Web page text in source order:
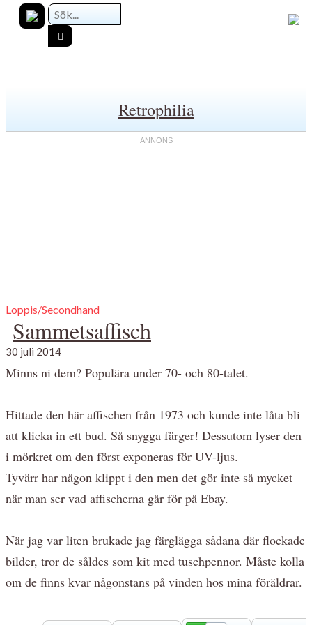
Retrophilia
Loppis/Secondhand
Sammetsaffisch
30 juli 2014
Minns ni dem? Populära under 70- och 80-talet.
Hittade den här affischen från 1973 och kunde inte låta bli
att klicka in ett bud. Så snygga färger! Dessutom lyser den
i mörkret om den först exponeras för UV-ljus.
Tyvärr har någon klippt i den men det gör inte så mycket
när man ser vad affischerna går för på Ebay.
När jag var liten brukade jag färglägga sådana där flockade
bilder, tror de såldes som kit med tuschpennor. Måste kolla
om de finns kvar någonstans på vinden hos mina föräldrar.